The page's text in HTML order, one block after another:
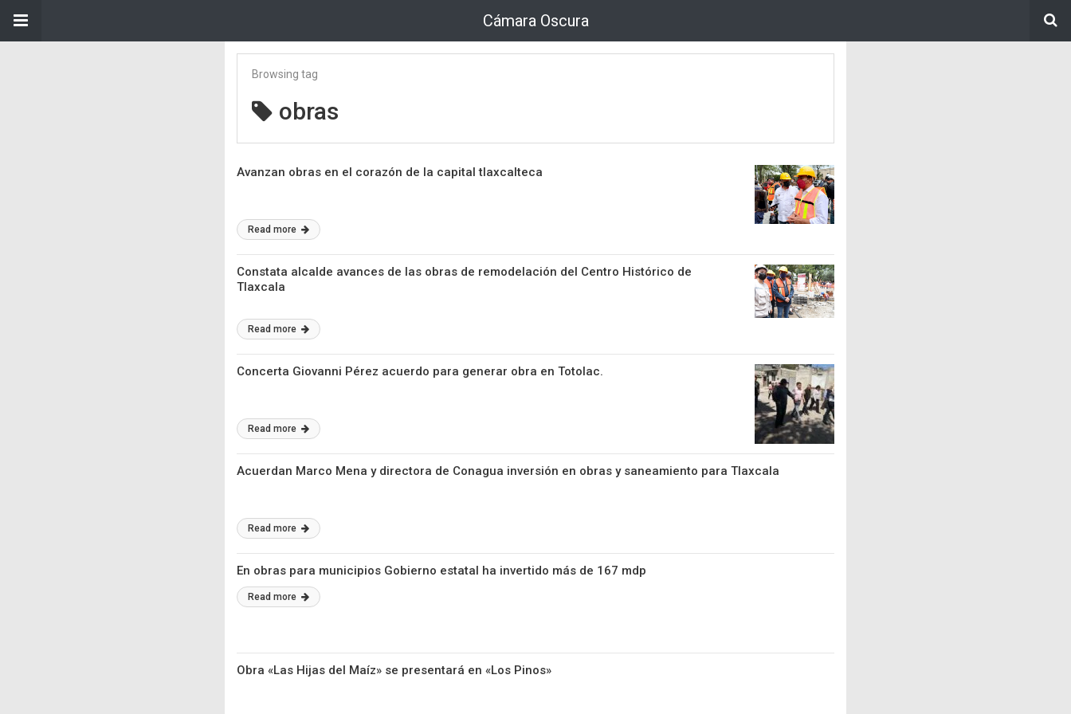
Cámara Oscura
Browsing tag
obras
Avanzan obras en el corazón de la capital tlaxcalteca
Read more
Constata alcalde avances de las obras de remodelación del Centro Histórico de
Tlaxcala
Read more
Concerta Giovanni Pérez acuerdo para generar obra en Totolac.
Read more
Acuerdan Marco Mena y directora de Conagua inversión en obras y saneamiento para Tlaxcala
Read more
En obras para municipios Gobierno estatal ha invertido más de 167 mdp
Read more
Obra «Las Hijas del Maíz» se presentará en «Los Pinos»